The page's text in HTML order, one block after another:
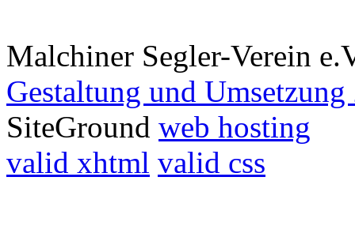
Malchiner Segler-Verein
Gestaltung und Umsetzung
SiteGround web hosting
valid xhtml valid css